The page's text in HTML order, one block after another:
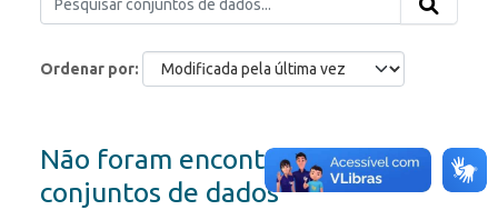
Ordenar por
Não foram encontrados
conjuntos de dados